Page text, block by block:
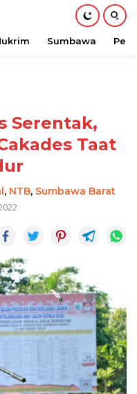
Sumbawa
Serentak,
Taat
, NTB, Sumbawa Barat